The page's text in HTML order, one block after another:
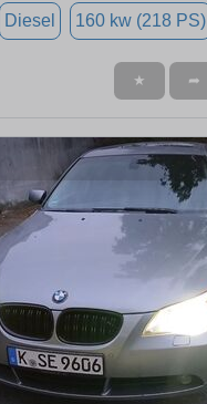
Diesel 160 kw (218 PS)
★ ➦